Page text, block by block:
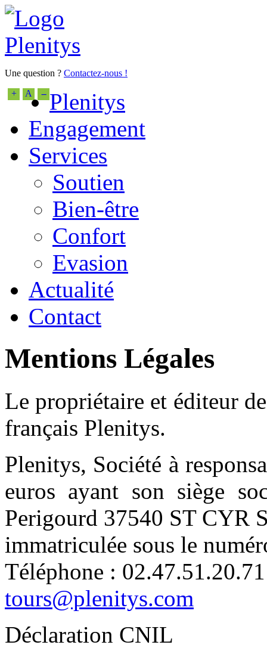
Une question ? Contactez-nous !
+
A -- Plenitys
Engagement
Services
Soutien
Bien-être
Confort
Evasion
Actualité
Contact
Mentions Légales
Le propriétaire et éditeur
français Plenitys.
Plenitys, Société à
euros ayant son siège
Perigourd 37540 ST CYR
immatriculée sous le
Téléphone : 02.47.51.20.71
tours@plenitys.com
Déclaration CNIL